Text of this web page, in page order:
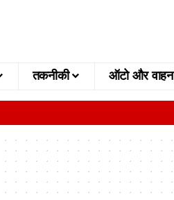
तकनीकी ऑटो और वाहन